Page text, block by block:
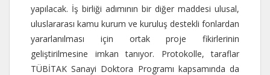
yapılacak. İş birliği adımının bir diğer maddesi ulusal,
uluslararası kamu kurum ve kuruluş destekli fonlardan
yararlanılması için ortak proje fikirlerinin
geliştirilmesine imkan tanıyor. Protokolle, taraflar
TÜBİTAK Sanayi Doktora Programı kapsamında da